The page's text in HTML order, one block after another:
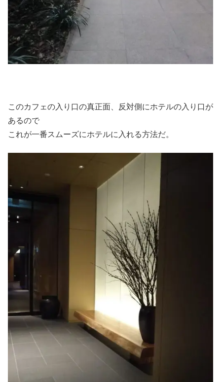
このカフェの入り口の真正面、反対側にホテルの入り口が
あるので
これが一番スムーズにホテルに入れる方法だ。